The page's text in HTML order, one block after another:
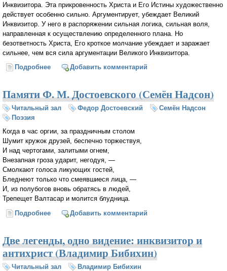
Инквизитора. Эта прикровенность Христа и Его Истины художественно
действует особенно сильно. Аргументирует, убеждает Великий
Инквизитор. У него в распоряжении сильная логика, сильная воля,
направленная к осуществлению определенного плана. Но
безответность Христа, Его кроткое молчание убеждает и заражает
сильнее, чем вся сила аргументации Великого Инквизитора.
Подробнее о Великий Инквизитор. Богочеловек и человекобог
Добавить комментарий
Памяти Ф. М. Достоевского (Семён Надсон)
Читальный зал Федор Достоевский
Семён Надсон
Поэзия
Когда в час оргии, за праздничным столом
Шумит кружок друзей, беспечно торжествуя,
И над чертогами, залитыми огнем,
Внезапная гроза ударит, негодуя, —
Смолкают голоса ликующих гостей,
Бледнеют только что смеявшиеся лица, —
И, из полубогов вновь обратясь в людей,
Трепещет Валтасар и молится блудница.
Подробнее о Памяти Ф. М. Достоевского (Семён Надсон)
Добавить комментарий
Две легенды, одно видение: инквизитор и
антихрист (Владимир Бибихин)
Читальный зал
Владимир Бибихин